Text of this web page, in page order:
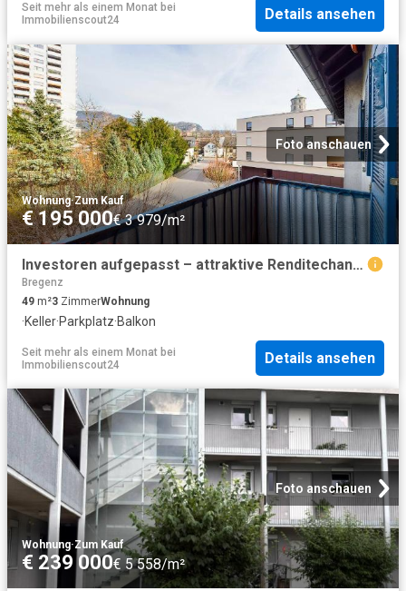
Seit mehr als einem Monat bei
Immobilienscout24
Details ansehen
Foto anschauen
Wohnung·Zum Kauf
€ 195 000€ 3 979/m²
Investoren aufgepasst – attraktive Renditechance in guter Bregenzer Lage
Bregenz
49 m²3 ZimmerWohnung
·Keller·Parkplatz·Balkon
Seit mehr als einem Monat bei
Immobilienscout24
Details ansehen
Foto anschauen
Wohnung·Zum Kauf
€ 239 000€ 5 558/m²